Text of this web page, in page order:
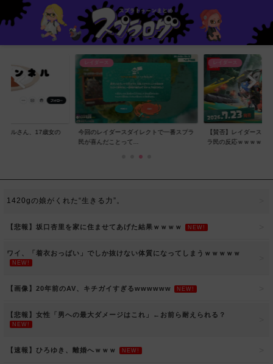
ネルさん、17歳女の
レイダース
今回のレイダースダイレクトで一番スプラ
民が喜んだことって...
レイダース
【賛否】レイダースダ
ラ民の反応ｗｗｗｗ...
1420gの娘がくれた“生きる力”。
【悲報】坂口杏里を家に住ませてあげた結果ｗｗｗｗ NEW!
ワイ、「着衣おっばい」でしか抜けない体質になってしまうｗｗｗｗｗ
NEW!
【画像】20年前のAV、キチガイすぎるwwwwww NEW!
【悲報】女性「男への最大ダメージはこれ」←お前ら耐えられる？
NEW!
【速報】ひろゆき、離婚へｗｗｗ NEW!